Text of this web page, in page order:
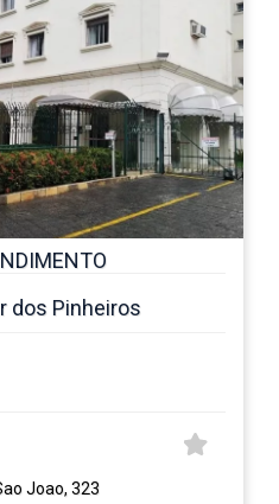
dos Pinheiros
Joao, 323